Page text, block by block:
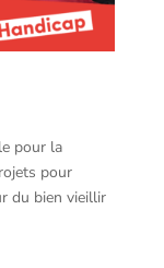
pour la
pour
du bien vieillir